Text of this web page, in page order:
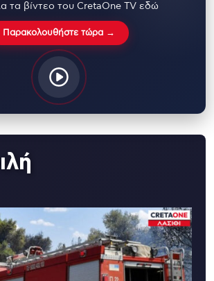
τα βίντεο του CretaOne TV εδώ
Παρακολουθήστε τώρα →